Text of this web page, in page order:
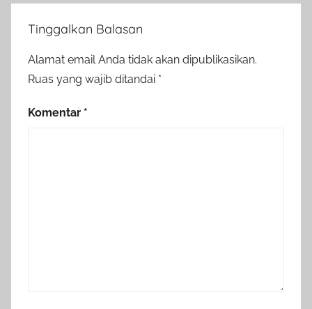
Tinggalkan Balasan
Alamat email Anda tidak akan dipublikasikan.
Ruas yang wajib ditandai *
Komentar *